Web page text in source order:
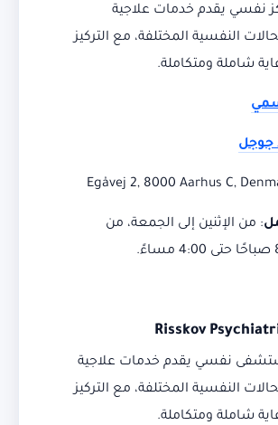
نفسي يقدم خدمات علاجية
النفسية المختلفة، مع التركيز
شاملة ومتكاملة.
جوجل
Egåvej 2, 8000 Aarhus C,
: من الإثنين إلى الجمعة، من
Risskov
نفسي يقدم خدمات علاجية
النفسية المختلفة، مع التركيز
شاملة ومتكاملة.